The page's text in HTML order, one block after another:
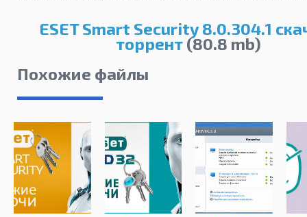
ESET Smart Security 8.0.304.1
торрент (80.8 mb)
Похожие файлы